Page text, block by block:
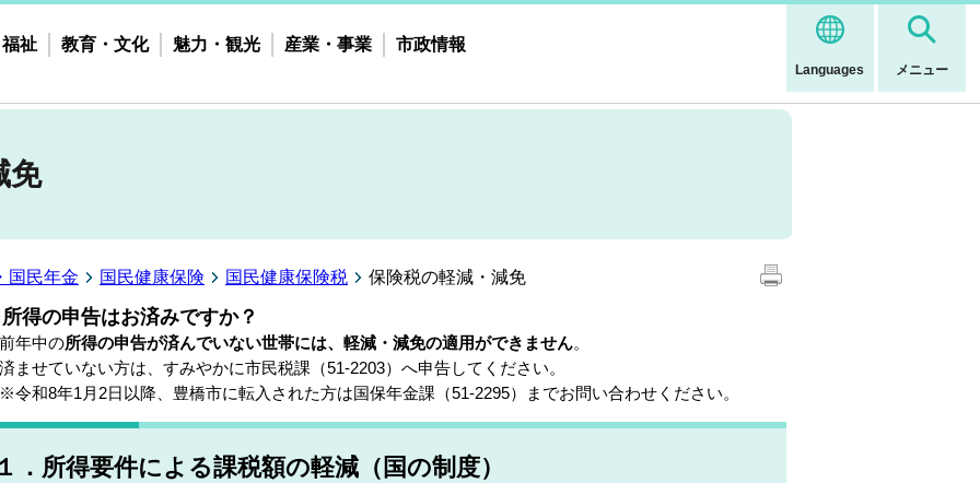
Languages メニュー
祉 教育・文化 魅力・観光 産業・事業 市政情報
免
国民年金 国民健康保険 国民健康保険税 保険税の軽減・減免
得の申告はお済みですか？
中の所得の申告が済んでいない世帯には、軽減・減免の適用ができません。
せていない方は、すみやかに市民税課（51-2203）へ申告してください。
和8年1月2日以降、豊橋市に転入された方は国保年金課（51-2295）までお問い合わせください。
．所得要件による課税額の軽減（国の制度）